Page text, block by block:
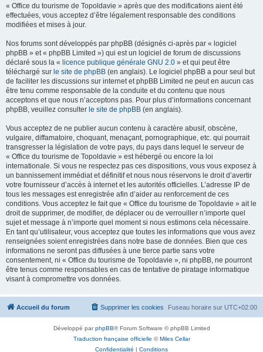
« Office du tourisme de Topoldavie » après que des modifications aient été
effectuées, vous acceptez d’être légalement responsable des conditions
modifiées et mises à jour.
Nos forums sont développés par phpBB (désignés ci-après par « logiciel
phpBB » et « phpBB Limited ») qui est un logiciel de forum de discussions
déclaré sous la « licence publique générale GNU 2.0 » et qui peut être
téléchargé sur le site de phpBB (en anglais). Le logiciel phpBB a pour seul but
de faciliter les discussions sur internet et phpBB Limited ne peut en aucun cas
être tenu comme responsable de la conduite et du contenu que nous
acceptons et que nous n’acceptons pas. Pour plus d’informations concernant
phpBB, veuillez consulter le site de phpBB (en anglais).
Vous acceptez de ne publier aucun contenu à caractère abusif, obscène,
vulgaire, diffamatoire, choquant, menaçant, pornographique, etc. qui pourrait
transgresser la législation de votre pays, du pays dans lequel le serveur de
« Office du tourisme de Topoldavie » est hébergé ou encore la loi
internationale. Si vous ne respectez pas ces dispositions, vous vous exposez à
un bannissement immédiat et définitif et nous nous réservons le droit d’avertir
votre fournisseur d’accès à internet et les autorités officielles. L’adresse IP de
tous les messages est enregistrée afin d’aider au renforcement de ces
conditions. Vous acceptez le fait que « Office du tourisme de Topoldavie » ait le
droit de supprimer, de modifier, de déplacer ou de verrouiller n’importe quel
sujet et message à n’importe quel moment si nous estimons cela nécessaire.
En tant qu’utilisateur, vous acceptez que toutes les informations que vous avez
renseignées soient enregistrées dans notre base de données. Bien que ces
informations ne seront pas diffusées à une tierce partie sans votre
consentement, ni « Office du tourisme de Topoldavie », ni phpBB, ne pourront
être tenus comme responsables en cas de tentative de piratage informatique
visant à compromettre vos données.
Accueil du forum Fuseau horaire sur UTC+02:00
Supprimer les cookies
Développé parphpBB® Forum Software © phpBB Limited
Traduction française officielle ©Miles Cellar
Confidentialité | Conditions